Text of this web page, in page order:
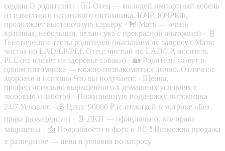
сердца О родителях: · 🐕‍🦺 Отец — молодой импортный кобель
из известного испанского питомника. ЮЧР, ЮЧРКФ,
продолжает выставочную карьеру · 🐩 Мать — очень
красивая, небольшая, белая сука с прекрасной анатомией · 🧬
Генетические тесты родителей (высылаем по запросу): Мать:
чистая по LAD/LP/PLL Отец: чистый по LAD/LP, носитель
PLL (не влияет на здоровье собаки) · 🏡 Родители живут в
одном питомнике — можно познакомиться лично. Отличное
здоровье и психика Что вы получаете: · Щенка,
профессионально выращенного в домашних условиях с
любовью и заботой · Пожизненную поддержку питомника
24/7 Условия: · 💰 Цена: 90000 ₽ (с отметкой в метрике «Без
права разведения») · 📄 ДКП — официально, все права
защищены · 📩 Подробности и фото в ЛС ❗ Возможна продажа
в разведение — цена и условия по запросу